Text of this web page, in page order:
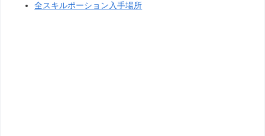
全スキルポーション入手場所